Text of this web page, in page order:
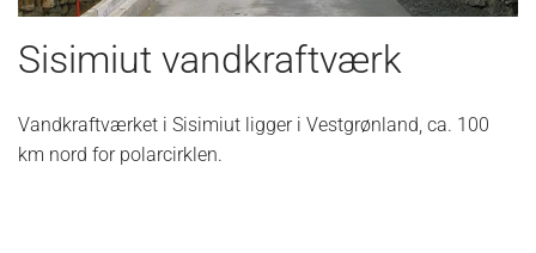
Sisimiut vandkraftværk
Vandkraftværket i Sisimiut ligger i Vestgrønland, ca. 100
km nord for polarcirklen.